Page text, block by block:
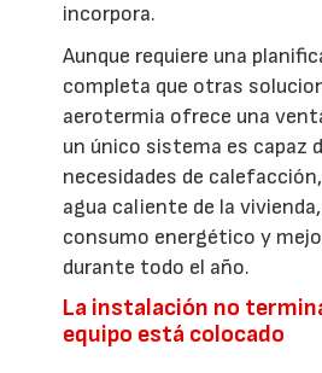
incorpora.
Aunque requiere una
completa que otras
aerotermia ofrece una
un único sistema es capaz
necesidades de
agua caliente de la
consumo energético y
durante todo el año.
La instalación no
equipo está colocado